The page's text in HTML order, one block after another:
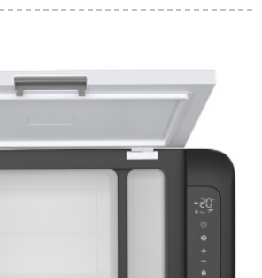
蔵庫の冷凍室を兼用
います。
車用冷暖両用4 l車用